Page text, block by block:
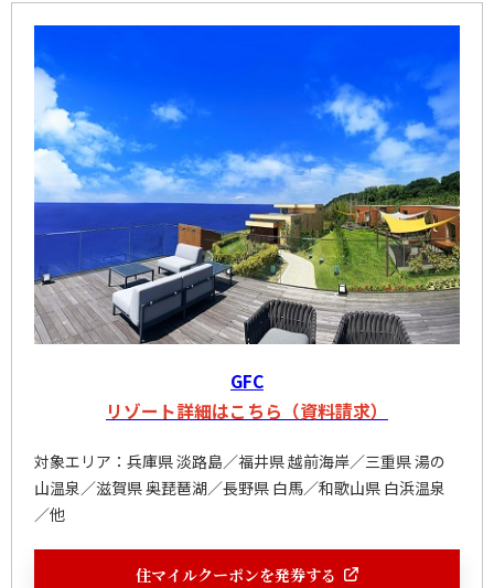
GFC
リゾート詳細はこちら（資料請求）
対象エリア：兵庫県 淡路島／福井県 越前海岸／三重県 湯の
山温泉／滋賀県 奥琵琶湖／長野県 白馬／和歌山県 白浜温泉
／他
住マイルクーポンを発券する